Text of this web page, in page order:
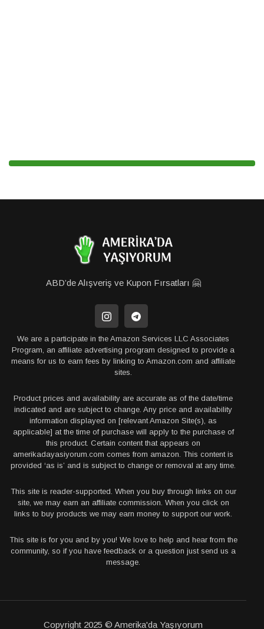
ABD’de Alışveriş ve Kupon Fırsatları 🤗
We are a participate in the Amazon Services LLC Associates
Program, an affiliate advertising program designed to provide a
means for us to earn fees by linking to Amazon.com and affiliate
sites.
Product prices and availability are accurate as of the date/time
indicated and are subject to change. Any price and availability
information displayed on [relevant Amazon Site(s), as
applicable] at the time of purchase will apply to the purchase of
this product. Certain content that appears on
amerikadayasiyorum.com comes from amazon. This content is
provided ‘as is’ and is subject to change or removal at any time.
This site is reader-supported. When you buy through links on our
site, we may earn an affiliate commission. When you click on
links to buy products we may earn money to support our work.
This site is for you and by you! We love to help and hear from the
community, so if you have feedback or a question just send us a
message.
Copyright 2025 © Amerika'da Yaşıyorum